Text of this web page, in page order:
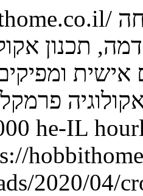
תכנון
he-IL
2020/04/